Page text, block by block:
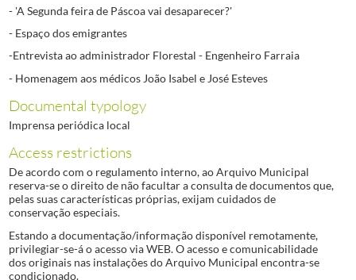
- 'A Segunda feira de Páscoa vai desaparecer?'
- Espaço dos emigrantes
-Entrevista ao administrador Florestal - Engenheiro Farraia
- Homenagem aos médicos João Isabel e José Esteves
Documental typology
Imprensa periódica local
Access restrictions
De acordo com o regulamento interno, ao Arquivo Municipal
reserva-se o direito de não facultar a consulta de documentos que,
pelas suas características próprias, exijam cuidados de
conservação especiais.
Estando a documentação/informação disponível remotamente,
privilegiar-se-á o acesso via WEB. O acesso e comunicabilidade
dos originais nas instalações do Arquivo Municipal encontra-se
condicionado.